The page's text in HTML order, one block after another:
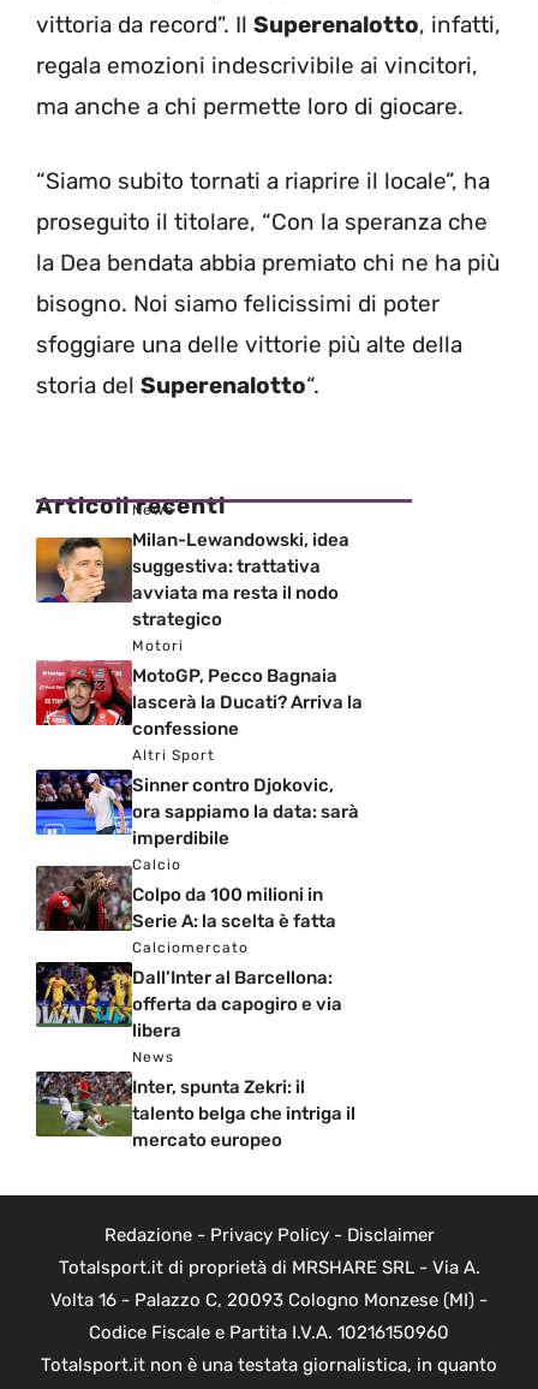
vittoria da record”. Il Superenalotto, infatti,
regala emozioni indescrivibile ai vincitori,
ma anche a chi permette loro di giocare.
“Siamo subito tornati a riaprire il locale”, ha
proseguito il titolare, “Con la speranza che
la Dea bendata abbia premiato chi ne ha più
bisogno. Noi siamo felicissimi di poter
sfoggiare una delle vittorie più alte della
storia del Superenalotto“.
Articoli recenti
News
Milan-Lewandowski, idea
suggestiva: trattativa
avviata ma resta il nodo
strategico
Motori
MotoGP, Pecco Bagnaia
lascerà la Ducati? Arriva la
confessione
Altri Sport
Sinner contro Djokovic,
ora sappiamo la data: sarà
imperdibile
Calcio
Colpo da 100 milioni in
Serie A: la scelta è fatta
Calciomercato
Dall’Inter al Barcellona:
offerta da capogiro e via
libera
News
Inter, spunta Zekri: il
talento belga che intriga il
mercato europeo
Redazione- Privacy Policy- Disclaimer
Totalsport.it di proprietà di MRSHARE SRL - Via A.
Volta 16 - Palazzo C, 20093 Cologno Monzese (MI) -
Codice Fiscale e Partita I.V.A. 10216150960
Totalsport.it non è una testata giornalistica, in quanto